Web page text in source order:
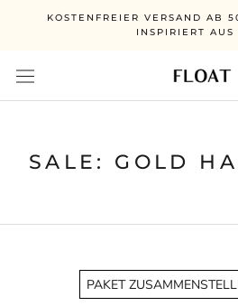
KOSTENFREIER VERSAND AB
INSPIRIERT AUS
SALE: GOLD
PAKET